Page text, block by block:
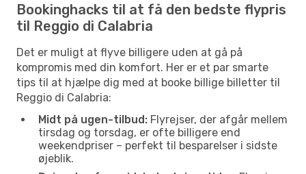
Bookinghacks til at få den bedste flypris
til Reggio di Calabria
Det er muligt at flyve billigere uden at gå på
kompromis med din komfort. Her er et par smarte
tips til at hjælpe dig med at booke billige billetter til
Reggio di Calabria:
Midt på ugen-tilbud: Flyrejser, der afgår mellem
tirsdag og torsdag, er ofte billigere end
weekendpriser – perfekt til besparelser i sidste
øjeblik.